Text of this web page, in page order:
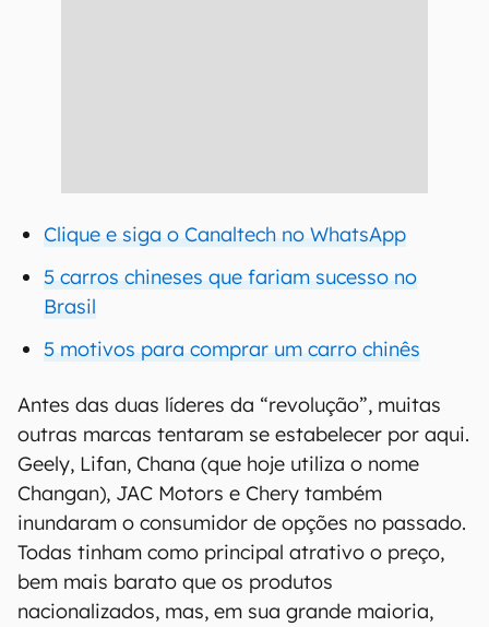
Clique e siga o Canaltech no WhatsApp
5 carros chineses que fariam sucesso no
Brasil
5 motivos para comprar um carro chinês
Antes das duas líderes da “revolução”, muitas
outras marcas tentaram se estabelecer por aqui.
Geely, Lifan, Chana (que hoje utiliza o nome
Changan), JAC Motors e Chery também
inundaram o consumidor de opções no passado.
Todas tinham como principal atrativo o preço,
bem mais barato que os produtos
nacionalizados, mas, em sua grande maioria,